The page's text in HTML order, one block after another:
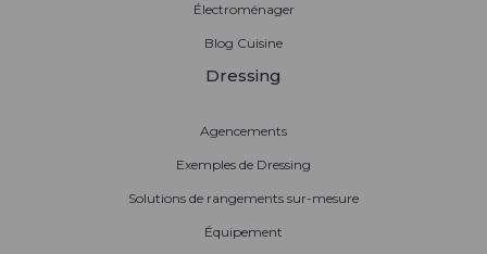
Électroménager
Blog Cuisine
Dressing
Agencements
Exemples de Dressing
Solutions de rangements sur-mesure
Équipement